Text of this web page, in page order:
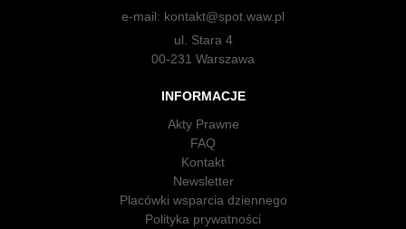
e-mail: kontakt@spot.waw.pl
ul. Stara 4
00-231 Warszawa
INFORMACJE
Akty Prawne
FAQ
Kontakt
Newsletter
Placówki wsparcia dziennego
Polityka prywatności